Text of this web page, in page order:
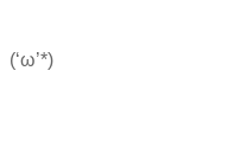
(‘ω’*)